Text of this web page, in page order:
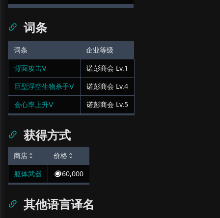
词条
词条
企业等级
背面攻击Ⅴ
诺彭商会 Lv.1
巨型浮空生物杀手Ⅴ
诺彭商会 Lv.4
会心率上升Ⅴ
诺彭商会 Lv.5
获得方式
商店
价格
躯体武器
60,000
其他语言译名